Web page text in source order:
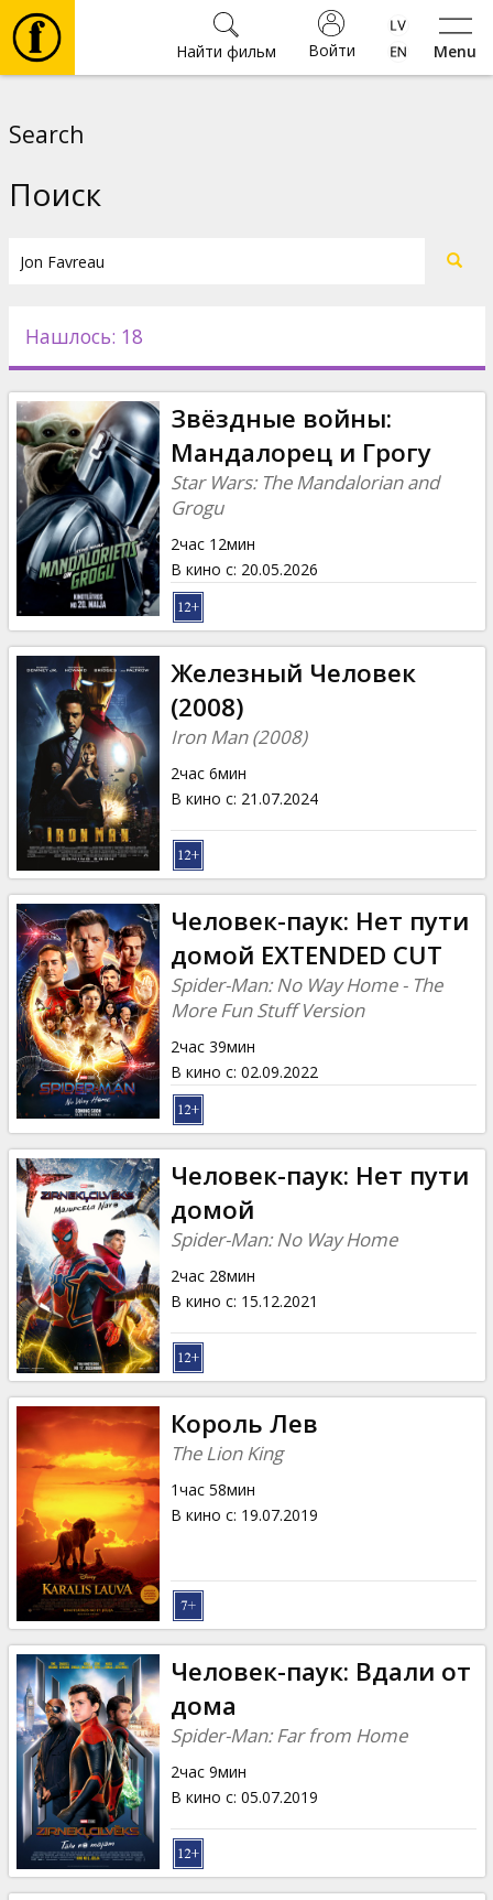
Menu
Войти
Найти фильм
Новости
Подарки
Кинозакуски
B2B
Клуб
Search
Поиск
Нашлось: 18
Звёздные войны:
Мандалорец и Грогу
Star Wars: The Mandalorian and
Grogu
2час 12мин
В кино с: 20.05.2026
Железный Человек
(2008)
Iron Man (2008)
2час 6мин
В кино с: 21.07.2024
Человек-паук: Нет пути
домой EXTENDED CUT
Spider-Man: No Way Home - The
More Fun Stuff Version
2час 39мин
В кино с: 02.09.2022
Человек-паук: Нет пути
домой
Spider-Man: No Way Home
2час 28мин
В кино с: 15.12.2021
Король Лев
The Lion King
1час 58мин
В кино с: 19.07.2019
Человек-паук: Вдали от
дома
Spider-Man: Far from Home
2час 9мин
В кино с: 05.07.2019